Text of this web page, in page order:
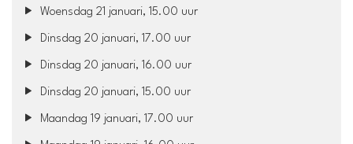
Woensdag 21 januari, 15.00 uur
Dinsdag 20 januari, 17.00 uur
Dinsdag 20 januari, 16.00 uur
Dinsdag 20 januari, 15.00 uur
Maandag 19 januari, 17.00 uur